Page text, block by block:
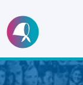
Ir
al
contenido